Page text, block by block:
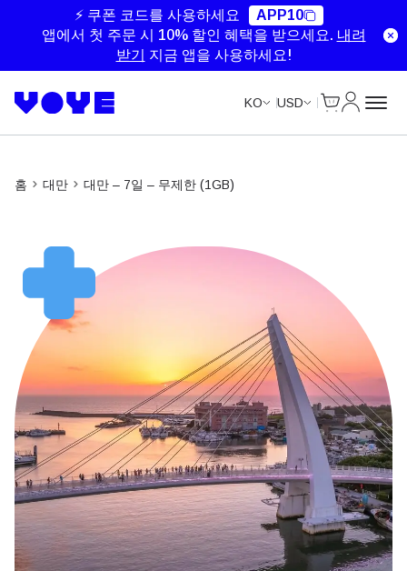
⚡ 쿠폰 코드를 사용하세요
APP10
앱에서 첫 주문 시 10% 할인 혜택을 받으세요. 내려
받기
지금 앱을 사용하세요!
KO USD
홈 대만 대만 – 7일 – 무제한 (1GB)
Unlimited Data
Unlimited Data
Unlimited Data
Unlimited Data